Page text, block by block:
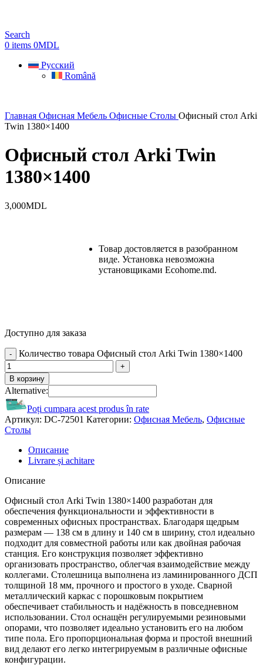
Search
0 items 0MDL
Русский
Română
Главная Офисная Мебель Офисные Столы Офисный стол Arki
Twin 1380×1400
Офисный стол Arki Twin
1380×1400
3,000MDL
Товар достовляется в разобранном
виде. Установка невозможна
установщиками Ecohome.md.
Доступно для заказа
Количество товара Офисный стол Arki Twin 1380×1400
В корзину
Alternative:
Poți cumpara acest produs în rate
Артикул: DC-72501 Категории: Офисная Мебель, Офисные
Столы
Описание
Livrare și achitare
Описание
Офисный стол Arki Twin 1380×1400 разработан для
обеспечения функциональности и эффективности в
современных офисных пространствах. Благодаря щедрым
размерам — 138 см в длину и 140 см в ширину, стол идеально
подходит для совместной работы или как двойная рабочая
станция. Его конструкция позволяет эффективно
организовать пространство, облегчая взаимодействие между
коллегами. Столешница выполнена из ламинированного ДСП
толщиной 18 мм, прочного и простого в уходе. Сварной
металлический каркас с порошковым покрытием
обеспечивает стабильность и надёжность в повседневном
использовании. Стол оснащён регулируемыми резиновыми
опорами, что позволяет идеально установить его на любом
типе пола. Его пропорциональная форма и простой внешний
вид делают его легко интегрируемым в различные офисные
конфигурации.